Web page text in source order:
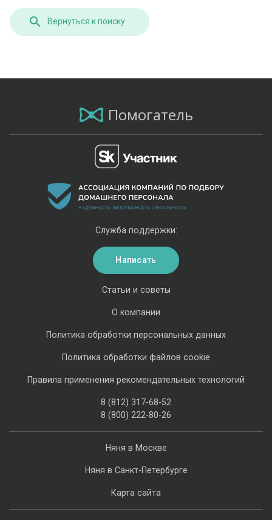
Вернуться к поиску
Помогатель
Няня в Москве
Няня в Санкт-Петербурге
Карта сайта
Статьи и советы
О компании
Политика обработки персональных данных
Политика обработки файлов cookie
Правила применения рекомендательных технологий
8 (812) 317-68-52
8 (800) 222-80-26
Служба поддержки:
Написать